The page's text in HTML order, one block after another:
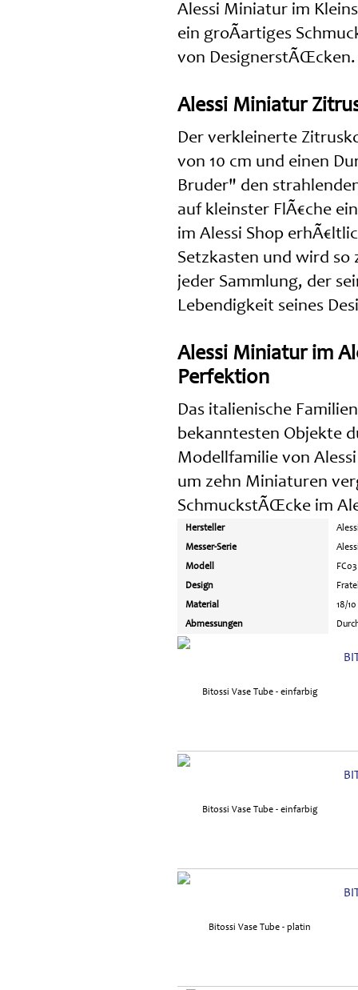
Alessi Miniatur im
ein groÃartiges
von DesignerstÃŒcken.
Alessi Miniatur
Der verkleinerte
von 10 cm und einen
Bruder" den
auf kleinster FlÃ€che
im Alessi Shop
Setzkasten und wird
jeder Sammlung, der
Lebendigkeit seines
Alessi Miniatur im
Perfektion
Das italienische
bekanntesten Objekte
Modellfamilie von
um zehn Miniaturen
SchmuckstÃŒcke im
Hersteller
Messer-Serie
Modell
Design
Material
18/
Abmessungen